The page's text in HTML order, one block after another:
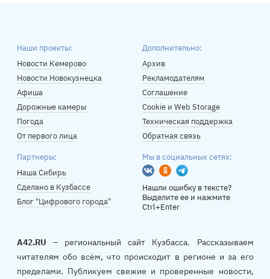
Наши проекты:
Новости Кемерово
Новости Новокузнецка
Афиша
Дорожные камеры
Погода
От первого лица
Дополнительно:
Архив
Рекламодателям
Соглашение
Cookie и Web Storage
Техническая поддержка
Обратная связь
Партнеры:
Наша Сибирь
Сделано в Кузбассе
Блог "Цифрового города"
Мы в социальных сетях:
Вконтакте
Одноклассники
Telegram
Нашли ошибку в тексте?
Выделите ее и нажмите
Ctrl+Enter
A42.RU – региональный сайт Кузбасса. Рассказываем
читателям обо всём, что происходит в регионе и за его
пределами. Публикуем свежие и проверенные новости,